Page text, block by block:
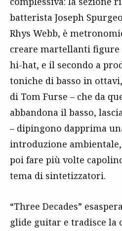
batterista Joseph
Rhys Webb, è
creare martellanti figure
hi-hat, e il secondo a
toniche di basso in
di Tom Furse – che da
abbandona il basso,
– dipingono dapprima
introduzione
poi fare più volte
tema di sintetizzatori.
“Three Decades”
glide guitar e tradisce la